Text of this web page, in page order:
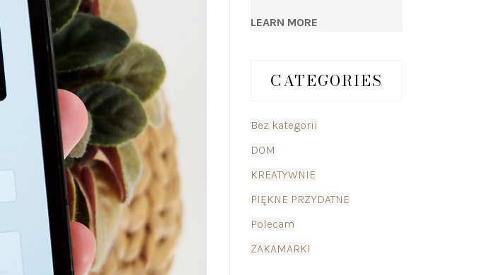
LEARN MORE
CATEGORIES
Bez kategorii
DOM
KREATYWNIE
PIĘKNE PRZYDATNE
Polecam
ZAKAMARKI